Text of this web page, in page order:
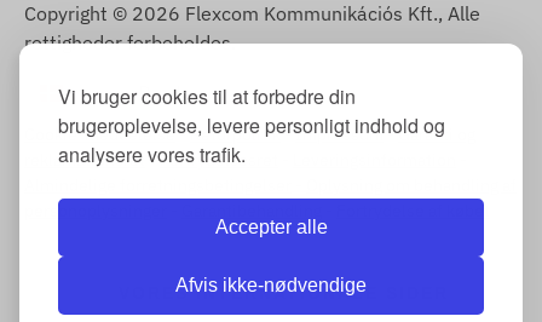
Vi bruger cookies til at forbedre din
brugeroplevelse, levere personligt indhold og
analysere vores trafik.
Accepter alle
Afvis ikke-nødvendige
Copyright © 2026 Flexcom Kommunikációs Kft., Alle
rettigheder forbeholdes.
Dansk ▼
Cookie-meddelelse-Returpolitik-Impressum-Garanti og
reklamationsret -Fortrydelsesret
VORES INTERNATIONALE SIDER